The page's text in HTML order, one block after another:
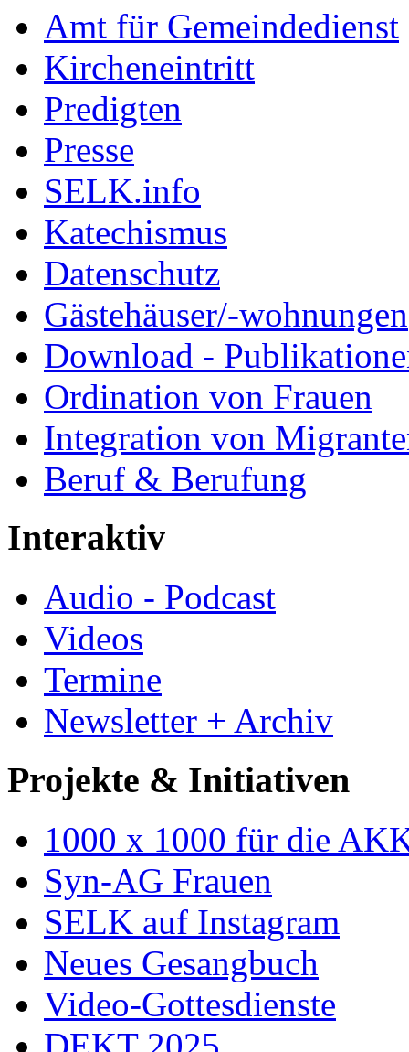
Amt für Gemeindedienst
Kircheneintritt
Predigten
Presse
SELK.info
Katechismus
Datenschutz
Gästehäuser/-wohnungen
Download -
Ordination von Frauen
Integration von
Beruf & Berufung
Interaktiv
Audio - Podcast
Videos
Termine
Newsletter + Archiv
Projekte & Initiativen
1000 x 1000 für die
Syn-AG Frauen
SELK auf Instagram
Neues Gesangbuch
Video-Gottesdienste